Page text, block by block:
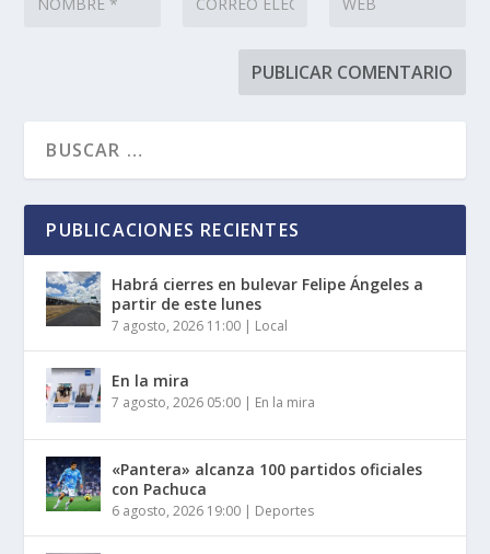
PUBLICACIONES RECIENTES
Habrá cierres en bulevar Felipe Ángeles a
partir de este lunes
7 agosto, 2026 11:00 | Local
En la mira
7 agosto, 2026 05:00 | En la mira
«Pantera» alcanza 100 partidos oficiales
con Pachuca
6 agosto, 2026 19:00 | Deportes